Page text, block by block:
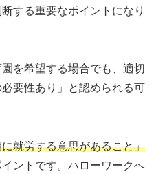
する重要なポイントになり
を希望する場合でも、適切
要性あり」と認められる可
就労する意思があること」
ントです。ハローワークへ